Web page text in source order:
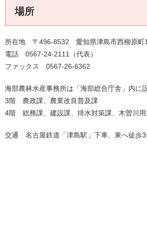
場所
所在地 〒496-8532 愛知県津島市西柳原町
電話 0567-24-2111（代表）
ファックス 0567-26-6362
海部農林水産事務所は「海部総合庁舎」内に
3階 農政課、農業改良普及課
4階 総務課、建設課、排水対策課、木曽川用
交通 名古屋鉄道「津島駅」下車、東へ徒歩